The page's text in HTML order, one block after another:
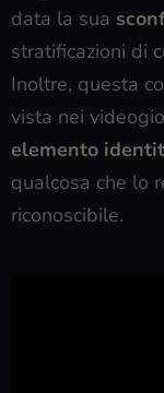
data la sua
stratificazioni di
Inoltre, questa
vista nei
elemento
qualcosa che lo
riconoscibile.